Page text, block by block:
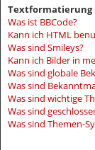
Textformatierung
Was ist BBCode?
Kann ich HTML
Was sind Smileys?
Kann ich Bilder in
Was sind globale
Was sind
Was sind wichtige
Was sind
Was sind Themen-